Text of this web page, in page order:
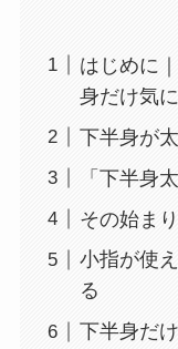
はじめに
身だけ気
下半身が
「下半身
その始ま
小指が使
る
下半身だ